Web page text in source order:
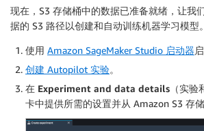
现在，S3 存储桶中的数据已准备就绪，让我
据的 S3 路径以创建和自动训练机器学习模型。
使用 Amazon SageMaker Studio 启动器
创建 Autopilot 实验。
在 Experiment and data details （实
卡中提供所需的设置并从 Amazon S3 存